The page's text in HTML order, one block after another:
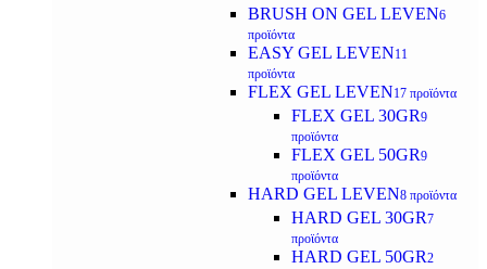
BRUSH ON GEL LEVEN6
προϊόντα
EASY GEL LEVEN11
προϊόντα
FLEX GEL LEVEN17 προϊόντα
FLEX GEL 30GR9
προϊόντα
FLEX GEL 50GR9
προϊόντα
HARD GEL LEVEN8 προϊόντα
HARD GEL 30GR7
προϊόντα
HARD GEL 50GR2